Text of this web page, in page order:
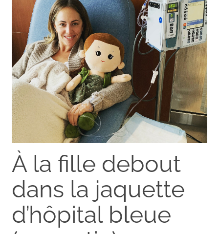
À la fille debout
dans la jaquette
d’hôpital bleue